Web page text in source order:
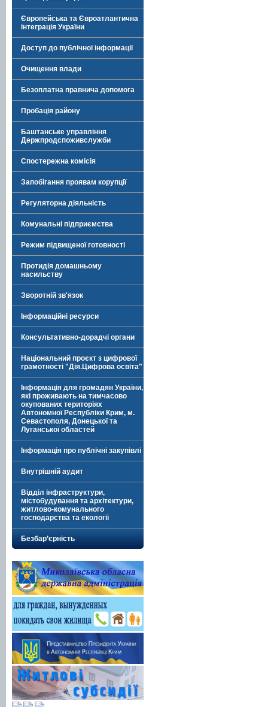
Європейська та Євроатлантична
інтеграція України
Доступ до публічної інформації
Очищення влади
Безоплатна правнича допомога
Пробація району
Баштанське управління
Держпродспоживслужби
Спостережна комісія
Запобігання проявам корупції
Регуляторна діяльність
Комунальні підприємства
Режим підвищеної готовності
Протидія домашньому
насильству
Зворотній зв'язок
Інформаційні ресурси
Консультативно-дорадчі органи
Національний проєкт з цифрової
грамотності "Дія.Цифрова освіта"
Інформація для громадян України,
які проживають на тимчасово
окупованих територіях
Автономної Республіки Крим, м.
Севастополя, Донецької та
Луганської областей
Інформація про публічні закупівлі
Внутрішній аудит
Відділ інфраструктури,
містобудування та архітектури,
житлово-комунального
господарства та екології
Безбар’єрність